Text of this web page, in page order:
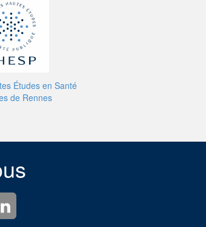
Études en Santé
de Rennes